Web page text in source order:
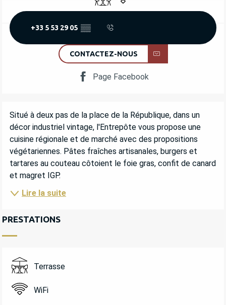
+33 5 53 29 05 ▒▒
CONTACTEZ-NOUS
Page Facebook
DESCRIPTION
Situé à deux pas de la place de la République, dans un
décor industriel vintage, l'Entrepôte vous propose une
cuisine régionale et de marché avec des propositions
végétariennes. Pâtes fraîches artisanales, burgers et
tartares au couteau côtoient le foie gras, confit de canard
et magret IGP.
Lire la suite
PRESTATIONS
Terrasse
WiFi